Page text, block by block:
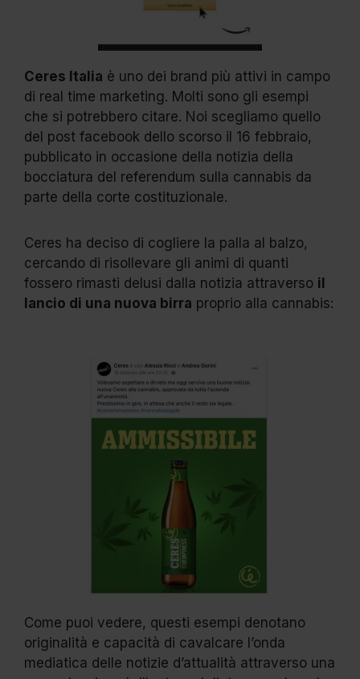
Ceres Italia è uno dei brand più attivi in campo
di real time marketing. Molti sono gli esempi
che si potrebbero citare. Noi scegliamo quello
del post facebook dello scorso il 16 febbraio,
pubblicato in occasione della notizia della
bocciatura del referendum sulla cannabis da
parte della corte costituzionale.
Ceres ha deciso di cogliere la palla al balzo,
cercando di risollevare gli animi di quanti
fossero rimasti delusi dalla notizia attraverso il
lancio di una nuova birra proprio alla cannabis:
Come puoi vedere, questi esempi denotano
originalità e capacità di cavalcare l’onda
mediatica delle notizie d’attualità attraverso una